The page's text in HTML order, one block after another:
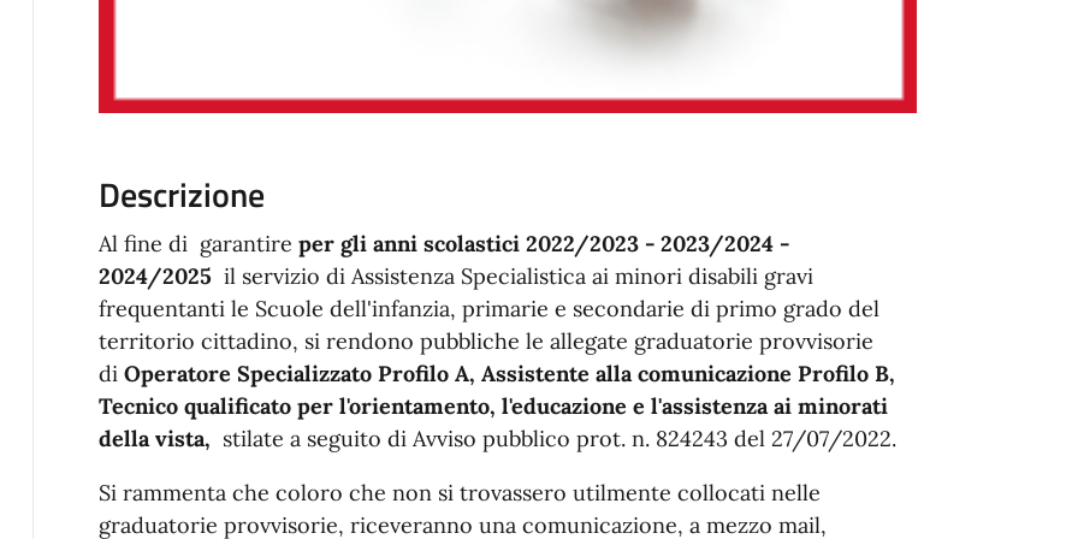
Descrizione
Al fine di garantire per gli anni scolastici 2022/2023 - 2023/2024 -
2024/2025 il servizio di Assistenza Specialistica ai minori disabili gravi
frequentanti le Scuole dell'infanzia, primarie e secondarie di primo grado del
territorio cittadino, si rendono pubbliche le allegate graduatorie provvisorie
di Operatore Specializzato Profilo A, Assistente alla comunicazione Profilo B,
Tecnico qualificato per l'orientamento, l'educazione e l'assistenza ai minorati
della vista, stilate a seguito di Avviso pubblico prot. n. 824243 del 27/07/2022.
Si rammenta che coloro che non si trovassero utilmente collocati nelle
graduatorie provvisorie, riceveranno una comunicazione, a mezzo mail,